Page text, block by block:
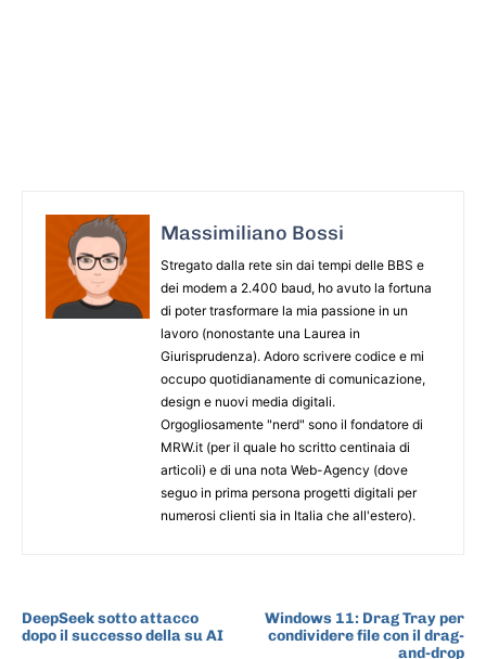
Massimiliano Bossi
Stregato dalla rete sin dai tempi delle BBS e
dei modem a 2.400 baud, ho avuto la fortuna
di poter trasformare la mia passione in un
lavoro (nonostante una Laurea in
Giurisprudenza). Adoro scrivere codice e mi
occupo quotidianamente di comunicazione,
design e nuovi media digitali.
Orgogliosamente "nerd" sono il fondatore di
MRW.it (per il quale ho scritto centinaia di
articoli) e di una nota Web-Agency (dove
seguo in prima persona progetti digitali per
numerosi clienti sia in Italia che all'estero).
DeepSeek sotto attacco
dopo il successo della su AI
Windows 11: Drag Tray per
condividere file con il drag-
and-drop